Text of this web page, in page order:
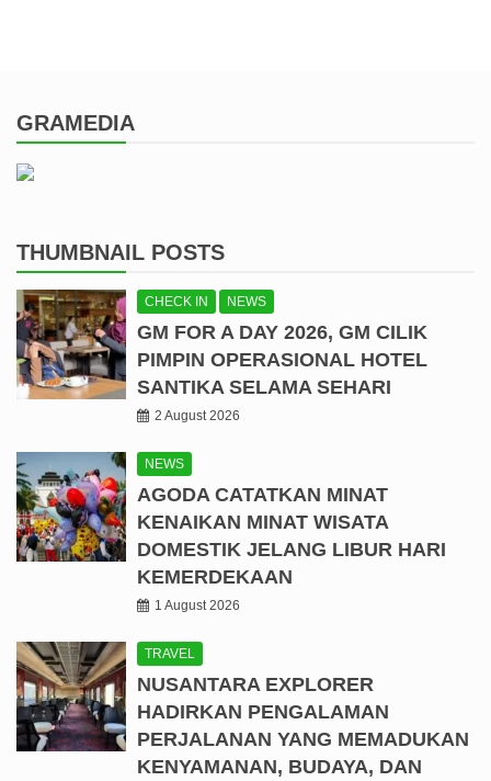
GRAMEDIA
THUMBNAIL POSTS
CHECK IN NEWS
GM FOR A DAY 2026, GM CILIK
PIMPIN OPERASIONAL HOTEL
SANTIKA SELAMA SEHARI
2 August 2026
NEWS
AGODA CATATKAN MINAT
KENAIKAN MINAT WISATA
DOMESTIK JELANG LIBUR HARI
KEMERDEKAAN
1 August 2026
TRAVEL
NUSANTARA EXPLORER
HADIRKAN PENGALAMAN
PERJALANAN YANG MEMADUKAN
KENYAMANAN, BUDAYA, DAN